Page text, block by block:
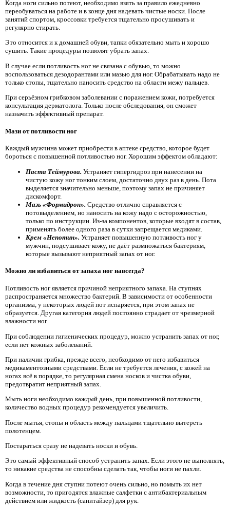
Когда ноги сильно потеют, необходимо взять за правило ежедневно
переобуваться на работе и в конце дня надевать чистые носки. После
занятий спортом, кроссовки требуется тщательно просушивать и
регулярно стирать.
Это относится и к домашней обуви, тапки обязательно мыть и хорошо
сушить. Такие процедуры позволят убрать запах.
В случае если потливость ног не связана с обувью, то можно
воспользоваться дезодорантами или мазью для ног. Обрабатывать надо не
только стопы, тщательно наносить средство на области межу пальцев.
При серьёзном грибковом заболевании с поражением кожи, потребуется
консультация дерматолога. Только после обследования, он сможет
назначить эффективный препарат.
Мази от потливости ног
Каждый мужчина может приобрести в аптеке средство, которое будет
бороться с повышенной потливостью ног. Хорошим эффектом обладают:
Паста Теймурова. Устраняет гипергидроз при нанесении на
чистую кожу ног тонким слоем, достаточно двух раз в день. Пота
выделяется значительно меньше, поэтому запах не причиняет
дискомфорт.
Мазь «Формидрон». Средство отлично справляется с
потовыделением, но наносить на кожу надо с осторожностью,
только по инструкции. Из-за компонентов, которые входят в состав,
применять более одного раза в сутки запрещается медиками.
Крем «Непотин». Устраняет повышенную потливость ног у
мужчин, подсушивает кожу, не даёт размножаться бактериям,
которые вызывают неприятный запах от ног.
Можно ли избавиться от запаха ног навсегда?
Потливость ног является причиной неприятного запаха. На ступнях
распространяется множество бактерий. В зависимости от особенности
организма, у некоторых людей пот испаряется, при этом запах не
образуется. Другая категория людей постоянно страдает от чрезмерной
влажности ног.
При соблюдении гигиенических процедур, можно устранить запах от ног,
если нет кожных заболеваний.
При наличии грибка, прежде всего, необходимо от него избавиться
медикаментозными средствами. Если не требуется лечения, с кожей на
ногах всё в порядке, то регулярная смена носков и чистка обуви,
предотвратит неприятный запах.
Мыть ноги необходимо каждый день, при повышенной потливости,
количество водных процедур рекомендуется увеличить.
После мытья, стопы и область между пальцами тщательно вытереть
полотенцем.
Постараться сразу не надевать носки и обувь.
Это самый эффективный способ устранить запах. Если этого не выполнять,
то никакие средства не способны сделать так, чтобы ноги не пахли.
Когда в течение дня ступни потеют очень сильно, но помыть их нет
возможности, то пригодятся влажные салфетки с антибактериальным
действием или жидкость (санитайзер) для рук.